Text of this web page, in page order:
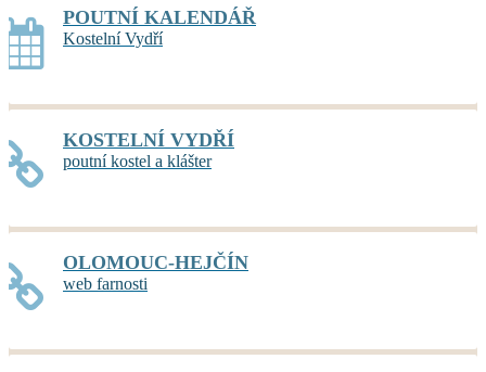
POUTNÍ KALENDÁŘ
Kostelní Vydří
KOSTELNÍ VYDŘÍ
poutní kostel a klášter
OLOMOUC-HEJČÍN
web farnosti